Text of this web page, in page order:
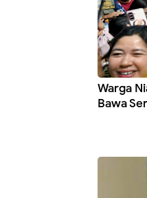
Warga
Bawa